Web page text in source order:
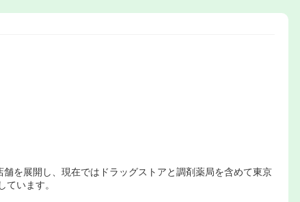
を展開し、現在ではドラッグストアと調剤薬局を含めて東京
います。